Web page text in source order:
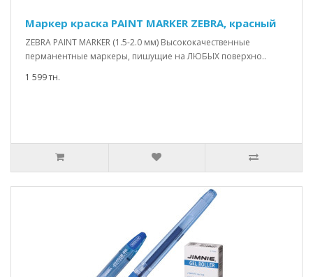
Маркер краска PAINT MARKER ZEBRA, красный
ZEBRA PAINT MARKER (1.5-2.0 мм) Высококачественные
перманентные маркеры, пишущие на ЛЮБЫХ поверхно..
1 599 тн.